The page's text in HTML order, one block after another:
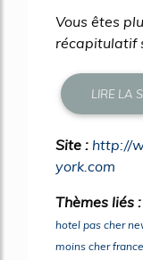
Vous êtes
récapitulatif
LIRE LA
Site : http://
york.com
Thèmes liés :
hotel pas cher
moins cher